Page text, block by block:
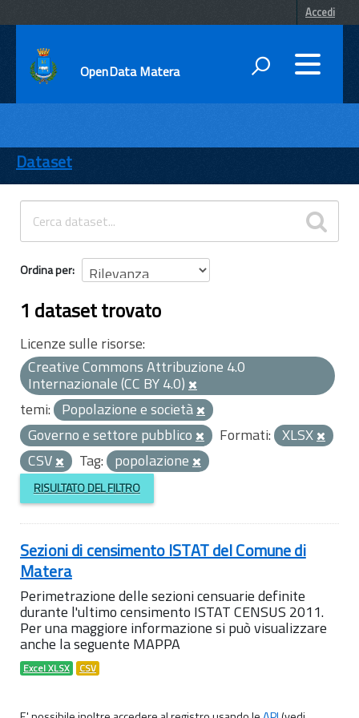
Accedi
OpenData Matera
ENTI
TEMI
INFORMAZIONI
Dataset
Ordina per
1 dataset trovato
Licenze sulle risorse:
Creative Commons Attribuzione 4.0
Internazionale (CC BY 4.0)
temi: Popolazione e società
Governo e settore pubblico
Formati: XLSX
CSV
Tag: popolazione
RISULTATO DEL FILTRO
Sezioni di censimento ISTAT del Comune di
Matera
Perimetrazione delle sezioni censuarie definite
durante l'ultimo censimento ISTAT CENSUS 2011.
Per una maggiore informazione si può visualizzare
anche la seguente MAPPA
Excel XLSX CSV